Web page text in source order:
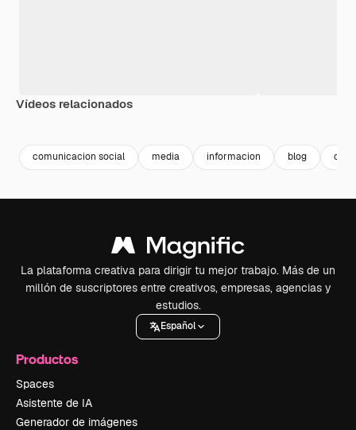
Vídeos relacionados
comunicacion social media informacion blog
La plataforma creativa para dirigir tu mejor trabajo. Más de un
millón de suscriptores entre creativos, empresas, agencias y
estudios.
Español
Productos
Spaces
Asistente de IA
Generador de imágenes